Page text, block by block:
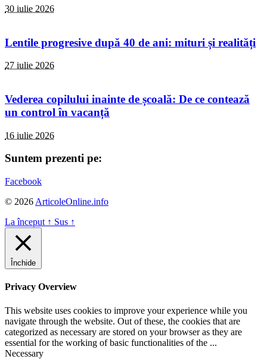
30 iulie 2026
Lentile progresive după 40 de ani: mituri și realități
27 iulie 2026
Vederea copilului inainte de școală: De ce contează
un control în vacanță
16 iulie 2026
Suntem prezenti pe:
Facebook
© 2026 ArticoleOnline.info
La început ↑ Sus ↑
Închide
Privacy Overview
This website uses cookies to improve your experience while you
navigate through the website. Out of these, the cookies that are
categorized as necessary are stored on your browser as they are
essential for the working of basic functionalities of the ...
Necessary